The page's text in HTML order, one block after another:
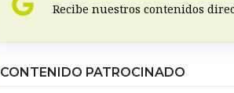
Recibe nuestros contenidos
CONTENIDO PATROCINADO